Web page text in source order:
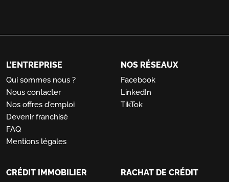
L'ENTREPRISE
Qui sommes nous ?
Nous contacter
Nos offres d'emploi
Devenir franchisé
FAQ
Mentions légales
NOS RÉSEAUX
Facebook
LinkedIn
TikTok
CRÉDIT IMMOBILIER RACHAT DE CRÉDIT